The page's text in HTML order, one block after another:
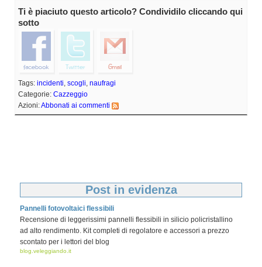
Ti è piaciuto questo articolo? Condividilo cliccando qui
sotto
Tags: incidenti, scogli, naufragi
Categorie: Cazzeggio
Azioni:Abbonati ai commenti
Post in evidenza
Pannelli fotovoltaici flessibili
Recensione di leggerissimi pannelli flessibili in silicio policristallino
ad alto rendimento. Kit completi di regolatore e accessori a prezzo
scontato per i lettori del blog
blog.veleggiando.it